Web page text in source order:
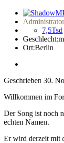
7,5Tsd
Geschlecht:
Ort:Berlin
Geschrieben 30.
Willkommen im
Der Song ist noch
echten Namen.
Er wird derzeit mit